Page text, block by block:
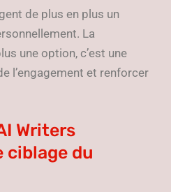
de plus en plus un
La
une option, c’est une
l’engagement et renforcer
Writers
du